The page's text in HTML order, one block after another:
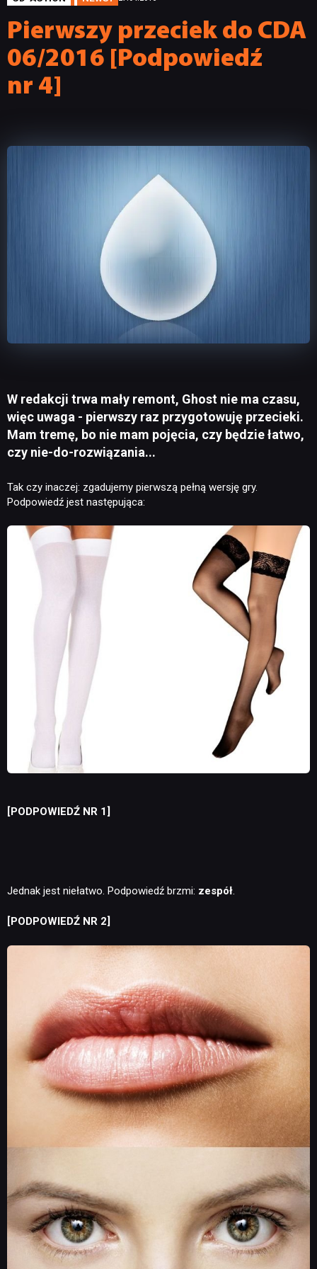
RECENZJE
PUBLICYSTYKA
Pierwszy przeciek do CDA
06/2016 [Podpowiedź
nr 4]
W redakcji trwa mały remont, Ghost nie ma czasu,
więc uwaga - pierwszy raz przygotowuję przecieki.
Mam tremę, bo nie mam pojęcia, czy będzie łatwo,
czy nie-do-rozwiązania...
Tak czy inaczej: zgadujemy pierwszą pełną wersję gry.
Podpowiedź jest następująca:
[PODPOWIEDŹ NR 1]
Jednak jest niełatwo. Podpowiedź brzmi: zespół.
[PODPOWIEDŹ NR 2]